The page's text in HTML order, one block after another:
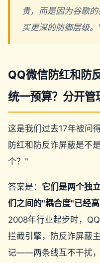
贵，而是因为谷歌
买更深的防御层级
QQ微信防红和防
统一预算？分开管
这是我们过去17年被
防红和防反诈屏蔽是不
个？"
答案是： 它们是两个独
们之间的"耦合度"已经
2008年行业起步时，
拦截引擎，防反诈屏蔽
记——两条线互不干扰